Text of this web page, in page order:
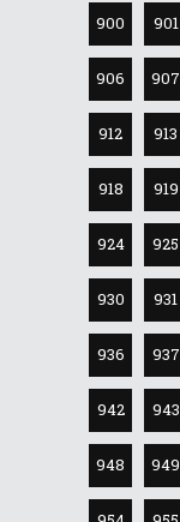
900 901
906 907
912 913
918 919
924 925
930 931
936 937
942 943
948 949